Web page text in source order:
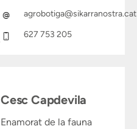
agrobotiga@sikarranostra.cat
627 753 205
Cesc Capdevila
Enamorat de la fauna